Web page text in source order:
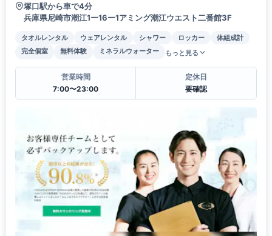
塚口駅から車で4分
兵庫県尼崎市潮江1ー16ー1アミング潮江ウエスト二番館3F
タオルレンタル ウェアレンタル シャワー ロッカー
体組成計
完全個室
無料体験 ミネラルウォーター もっと見る
営業時間
7:00〜23:00
定休日
要確認